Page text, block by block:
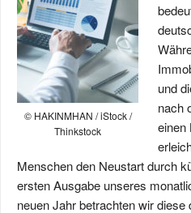
© HAKINMHAN / iStock /
Thinkstock
und
nach
einen
Menschen den Neustart durch
ersten Ausgabe unseres
neuen Jahr betrachten wir